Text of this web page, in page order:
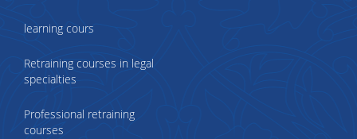
learning cours
Retraining courses in legal
specialties
Professional retraining
courses